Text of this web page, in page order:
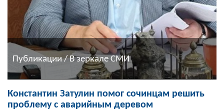
Публикации / В зеркале СМИ
Константин Затулин помог сочинцам решить
проблему с аварийным деревом